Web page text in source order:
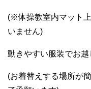
(※体操教室内マット
いません)
動きやすい服装でお越
(お着替えする場所が